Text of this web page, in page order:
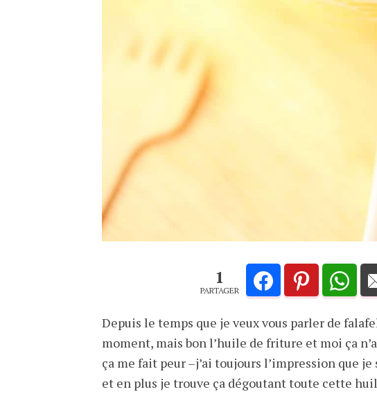
1
PARTAGER
Depuis le temps que je veux vous parler de
moment, mais bon l’huile de friture et moi ça
ça me fait peur –j’ai toujours l’impression que je
et en plus je trouve ça dégoutant toute cette